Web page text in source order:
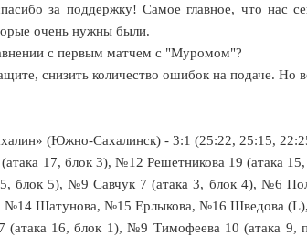
за поддержку! Самое главное, что нас
очень нужны были.
с первым матчем с "Муромом"?
снизить количество ошибок на подаче. Но
(Южно-Сахалинск) - 3:1 (25:22, 25:15,
17, блок 3), №12 Решетникова 19 (атака
блок 5), №9 Савчук 7 (атака 3, блок 4), №6
№14 Шатунова, №15 Ерлыкова, №16 Шведова
(атака 16, блок 1), №9 Тимофеева 10 (атака 9,